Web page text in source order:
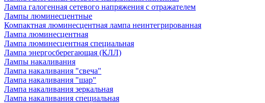
Лампа галогенная сетевого напряжения с отражателем
Лампы люминесцентные
Компактная люминесцентная лампа неинтегрированная
Лампа люминесцентная
Лампа люминесцентная специальная
Лампа энергосберегающая (КЛЛ)
Лампы накаливания
Лампа накаливания "свеча"
Лампа накаливания "шар"
Лампа накаливания зеркальная
Лампа накаливания специальная